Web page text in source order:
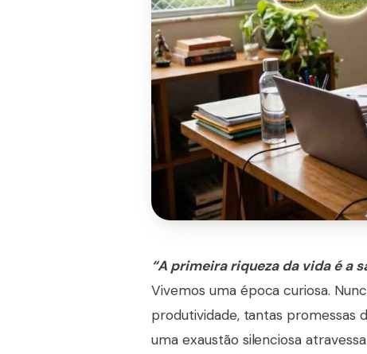
“A primeira riqueza da vida é a
Vivemos uma época curiosa.
produtividade, tantas promessas
uma exaustão silenciosa